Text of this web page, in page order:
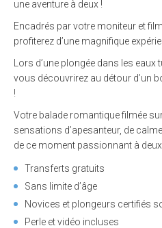
une aventure à deux !
Encadrés par votre moniteur et
profiterez d’une magnifique
Lors d’une plongée dans les
vous découvrirez au détour d’un
!
Votre balade romantique filmée
sensations d’apesanteur, de
de ce moment passionnant à deux.
Transferts gratuits
Sans limite d’âge
Novices et plongeurs certifiés
Perle et vidéo incluses